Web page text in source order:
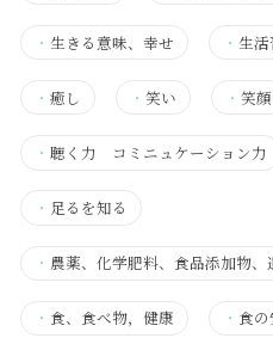
・ 生きる意味、幸せ ・生
・ 癒し ・笑い ・笑顔
・ 聴く力 コミニュケーション力
・ 足るを知る
・ 農薬、化学肥料、食品添加物
・ 食、食べ物，健康 ・ 食